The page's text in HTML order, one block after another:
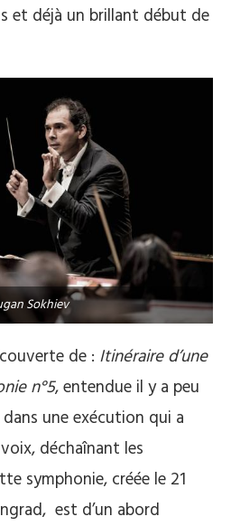
et déjà un brillant début de
Sokhiev
de : Itinéraire d’une
n°5, entendue il y a peu
une exécution qui a
déchaînant les
symphonie, créée le 21
est d’un abord